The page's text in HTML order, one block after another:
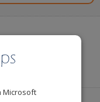
Microsoft